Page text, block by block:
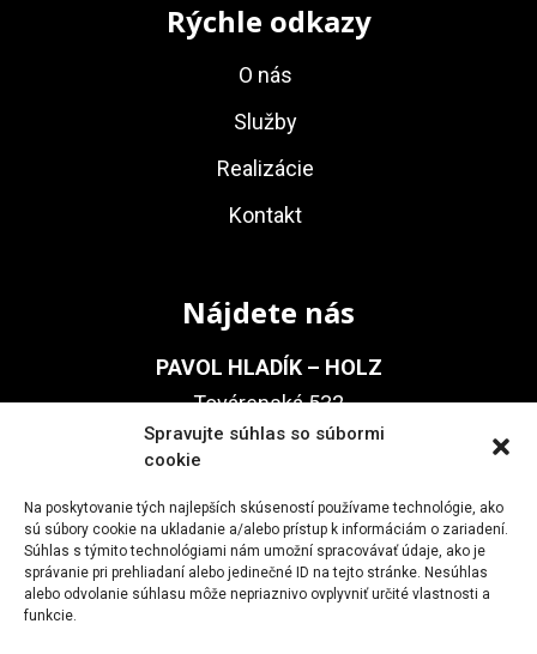
Spravujte súhlas so súbormi
cookie
Na poskytovanie tých najlepších skúseností používame technológie, ako
sú súbory cookie na ukladanie a/alebo prístup k informáciám o zariadení.
Súhlas s týmito technológiami nám umožní spracovávať údaje, ako je
správanie pri prehliadaní alebo jedinečné ID na tejto stránke. Nesúhlas
alebo odvolanie súhlasu môže nepriaznivo ovplyvniť určité vlastnosti a
funkcie.
Rýchle odkazy
O nás
Služby
Realizácie
Kontakt
Nájdete nás
PAVOL HLADÍK – HOLZ
Továrenská 532
(areál Slovenský Hodváb)
Kontakt